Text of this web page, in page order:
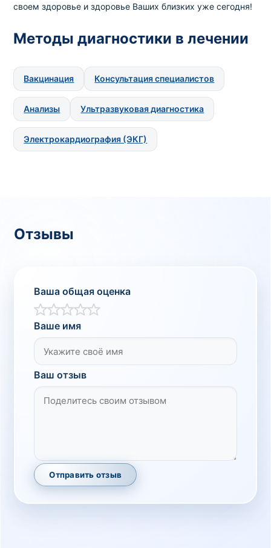
своем здоровье и здоровье Ваших близких уже сегодня!
Методы диагностики в лечении
Вакцинация Консультация специалистов
Анализы Ультразвуковая диагностика
Электрокардиография (ЭКГ)
Отзывы
Ваша общая оценка
Ваше имя
Ваш отзыв
Отправить отзыв